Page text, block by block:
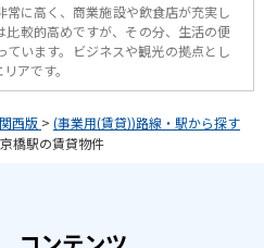
に高く、商業施設や飲食店が充実し
比較的高めですが、その分、生活の便
います。ビジネスや観光の拠点とし
アです。
西版 > (事業用(賃貸))路線・駅から探す
京橋駅の賃貸物件